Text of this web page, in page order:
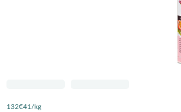
132€41 /kg